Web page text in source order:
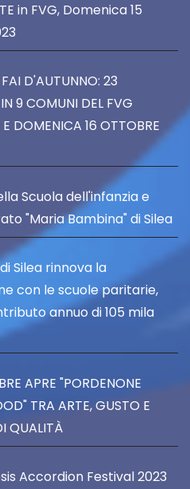
in FVG, Domenica 15
D'AUTUNNO: 23
9 COMUNI DEL FVG
DOMENICA 16 OTTOBRE
Scuola dell'infanzia e
"Maria Bambina" di Silea
Silea rinnova la
con le scuole paritarie,
annuo di 105 mila
APRE "PORDENONE
TRA ARTE, GUSTO E
QUALITÀ
Accordion Festival 2023